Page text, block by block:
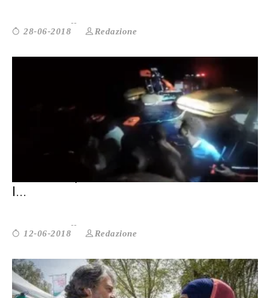
28-06-2018 Redazione
MIGRANTI, LE ASSOCIAZIONI: CHIUDERE
I...
12-06-2018 Redazione